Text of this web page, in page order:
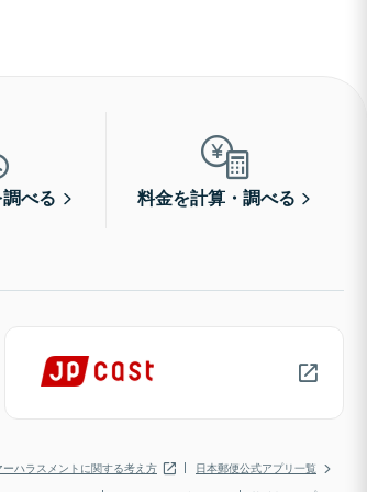
べる 料金を計算・調べる
ーハラスメントに関する考え方
日本郵便公式アプリ一覧